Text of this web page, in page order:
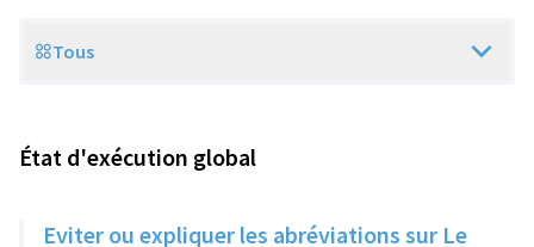
Scope
Tous
État d'exécution global
Eviter ou expliquer les abréviations sur Le